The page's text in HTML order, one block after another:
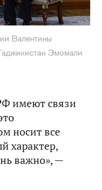
Валентины
Эмомали
имеют связи
носит все
характер,
важно», —